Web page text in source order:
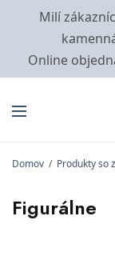
Milí
Online
Domov / Produkty so
Figurálne